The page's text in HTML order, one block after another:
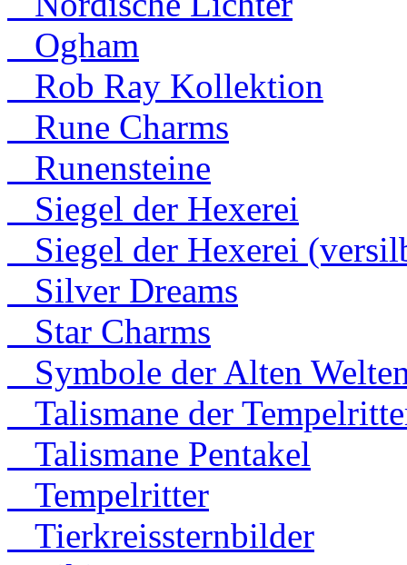
Ogham
Rob Ray Kollektion
Rune Charms
Runensteine
Siegel der Hexerei
Siegel der Hexerei
Silver Dreams
Star Charms
Symbole der Alten
Talismane der
Talismane Pentakel
Tempelritter
Tierkreissternbilder